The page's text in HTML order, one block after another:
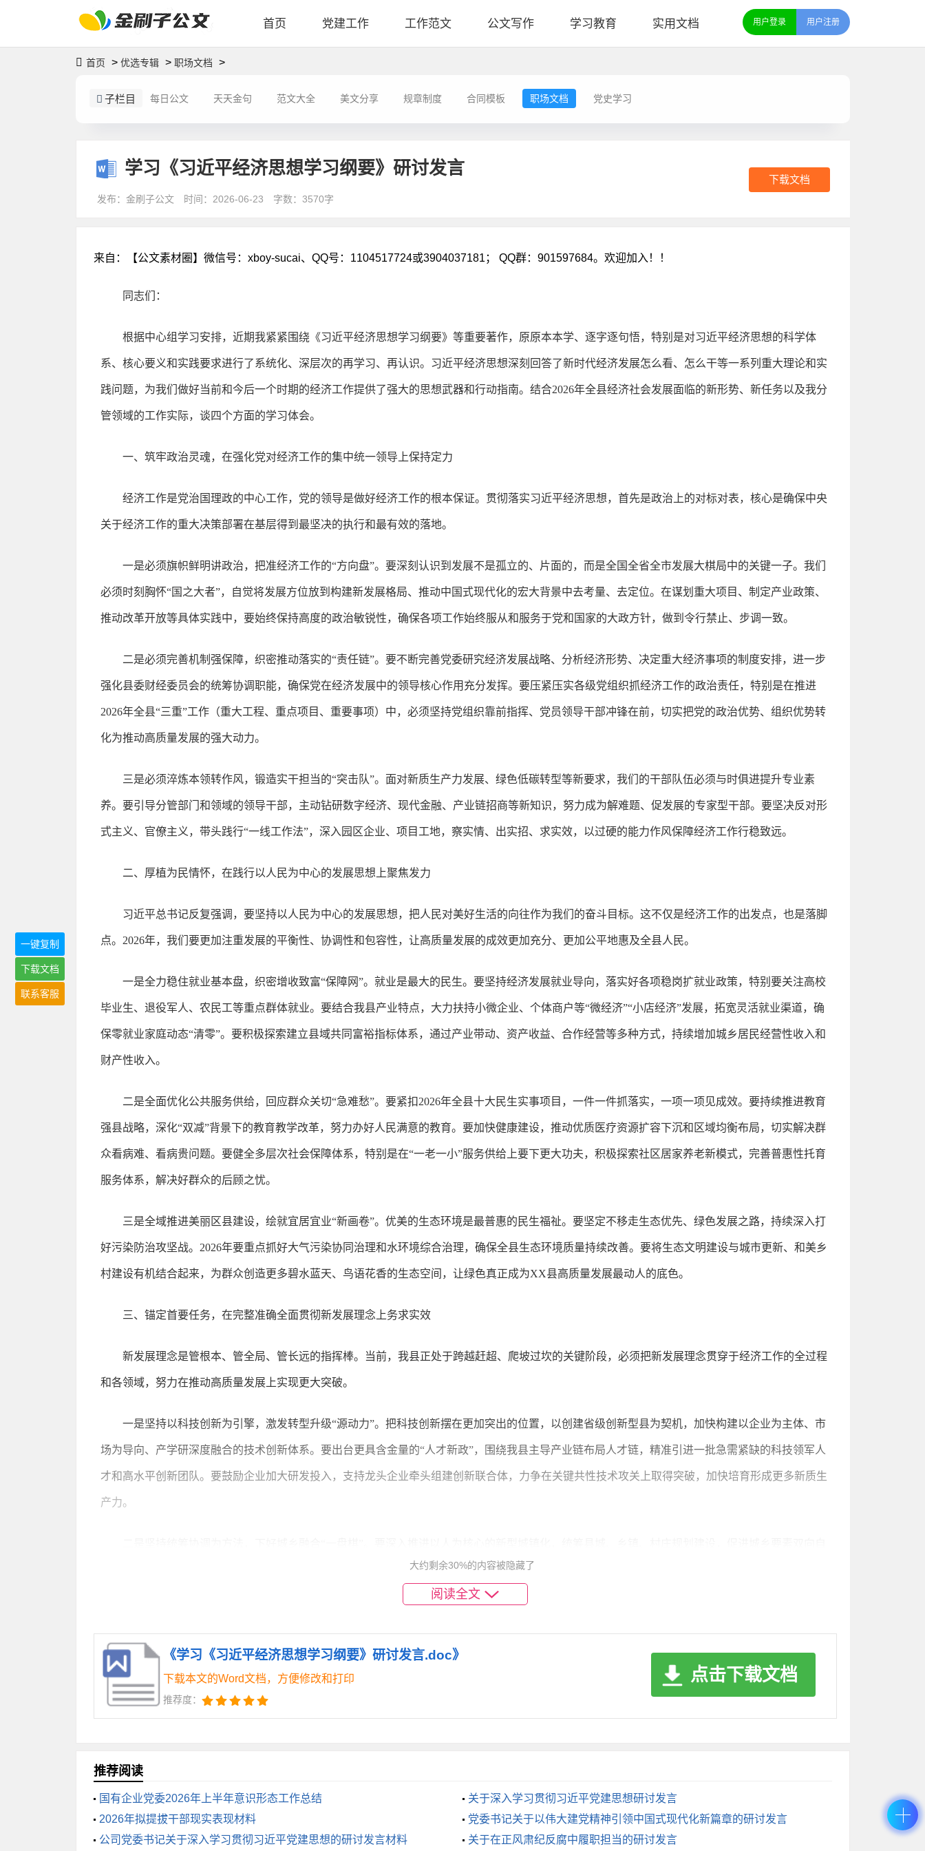
首页 党建工作 工作范文 公文写作 学习教育 实用文档 用户登录 用户注册
首页 > 优选专辑 > 职场文档 >
子栏目 每日公文 天天金句 范文大全 美文分享 规章制度 合同模板 职场文档 党史学习
学习《习近平经济思想学习纲要》研讨发言
发布：金刷子公文 时间：2026-06-23 字数：3570字
下载文档
来自：【公文素材圈】微信号：xboy-sucai、QQ号：1104517724或3904037181； QQ群：901597684。欢迎加入！！
同志们：
根据中心组学习安排，近期我紧紧围绕《习近平经济思想学习纲要》等重要著作，原原本本学、逐字逐句悟，特别是对习近平经济思想的科学体
系、核心要义和实践要求进行了系统化、深层次的再学习、再认识。习近平经济思想深刻回答了新时代经济发展怎么看、怎么干等一系列重大理论和实
践问题，为我们做好当前和今后一个时期的经济工作提供了强大的思想武器和行动指南。结合2026年全县经济社会发展面临的新形势、新任务以及我分
管领域的工作实际，谈四个方面的学习体会。
一、筑牢政治灵魂，在强化党对经济工作的集中统一领导上保持定力
经济工作是党治国理政的中心工作，党的领导是做好经济工作的根本保证。贯彻落实习近平经济思想，首先是政治上的对标对表，核心是确保中央
关于经济工作的重大决策部署在基层得到最坚决的执行和最有效的落地。
一是必须旗帜鲜明讲政治，把准经济工作的“方向盘”。要深刻认识到发展不是孤立的、片面的，而是全国全省全市发展大棋局中的关键一子。我们
必须时刻胸怀“国之大者”，自觉将发展方位放到构建新发展格局、推动中国式现代化的宏大背景中去考量、去定位。在谋划重大项目、制定产业政策、
推动改革开放等具体实践中，要始终保持高度的政治敏锐性，确保各项工作始终服从和服务于党和国家的大政方针，做到令行禁止、步调一致。
二是必须完善机制强保障，织密推动落实的“责任链”。要不断完善党委研究经济发展战略、分析经济形势、决定重大经济事项的制度安排，进一步
强化县委财经委员会的统筹协调职能，确保党在经济发展中的领导核心作用充分发挥。要压紧压实各级党组织抓经济工作的政治责任，特别是在推进
2026年全县“三重”工作（重大工程、重点项目、重要事项）中，必须坚持党组织靠前指挥、党员领导干部冲锋在前，切实把党的政治优势、组织优势转
化为推动高质量发展的强大动力。
三是必须淬炼本领转作风，锻造实干担当的“突击队”。面对新质生产力发展、绿色低碳转型等新要求，我们的干部队伍必须与时俱进提升专业素
养。要引导分管部门和领域的领导干部，主动钻研数字经济、现代金融、产业链招商等新知识，努力成为解难题、促发展的专家型干部。要坚决反对形
式主义、官僚主义，带头践行“一线工作法”，深入园区企业、项目工地，察实情、出实招、求实效，以过硬的能力作风保障经济工作行稳致远。
二、厚植为民情怀，在践行以人民为中心的发展思想上聚焦发力
习近平总书记反复强调，要坚持以人民为中心的发展思想，把人民对美好生活的向往作为我们的奋斗目标。这不仅是经济工作的出发点，也是落脚
点。2026年，我们要更加注重发展的平衡性、协调性和包容性，让高质量发展的成效更加充分、更加公平地惠及全县人民。
一是全力稳住就业基本盘，织密增收致富“保障网”。就业是最大的民生。要坚持经济发展就业导向，落实好各项稳岗扩就业政策，特别要关注高校
毕业生、退役军人、农民工等重点群体就业。要结合我县产业特点，大力扶持小微企业、个体商户等“微经济”“小店经济”发展，拓宽灵活就业渠道，确
保零就业家庭动态“清零”。要积极探索建立县域共同富裕指标体系，通过产业带动、资产收益、合作经营等多种方式，持续增加城乡居民经营性收入和
财产性收入。
二是全面优化公共服务供给，回应群众关切“急难愁”。要紧扣2026年全县十大民生实事项目，一件一件抓落实，一项一项见成效。要持续推进教育
强县战略，深化“双减”背景下的教育教学改革，努力办好人民满意的教育。要加快健康建设，推动优质医疗资源扩容下沉和区域均衡布局，切实解决群
众看病难、看病贵问题。要健全多层次社会保障体系，特别是在“一老一小”服务供给上要下更大功夫，积极探索社区居家养老新模式，完善普惠性托育
服务体系，解决好群众的后顾之忧。
三是全域推进美丽区县建设，绘就宜居宜业“新画卷”。优美的生态环境是最普惠的民生福祉。要坚定不移走生态优先、绿色发展之路，持续深入打
好污染防治攻坚战。2026年要重点抓好大气污染协同治理和水环境综合治理，确保全县生态环境质量持续改善。要将生态文明建设与城市更新、和美乡
村建设有机结合起来，为群众创造更多碧水蓝天、鸟语花香的生态空间，让绿色真正成为XX县高质量发展最动人的底色。
三、锚定首要任务，在完整准确全面贯彻新发展理念上务求实效
新发展理念是管根本、管全局、管长远的指挥棒。当前，我县正处于跨越赶超、爬坡过坎的关键阶段，必须把新发展理念贯穿于经济工作的全过程
和各领域，努力在推动高质量发展上实现更大突破。
一是坚持以科技创新为引擎，激发转型升级“源动力”。把科技创新摆在更加突出的位置，以创建省级创新型县为契机，加快构建以企业为主体、市
场为导向、产学研深度融合的技术创新体系。要出台更具含金量的“人才新政”，围绕我县主导产业链布局人才链，精准引进一批急需紧缺的科技领军人
才和高水平创新团队。要鼓励企业加大研发投入，支持龙头企业牵头组建创新联合体，力争在关键共性技术攻关上取得突破，加快培育形成更多新质生
产力。
由流动。要立足各镇（街道）资源禀赋和产业基础，实行差异化、特色化发展，避免同质化竞争。要加快推进农业转移人口市民化进程，在就业、教
育、医疗、住房等方面提供均等化服务，不断增强县域经济发展的整体性和协调性。
三是坚持绿色低碳为导向，培育未来发展“新动能”。要有序推进碳达峰碳中和，但绝不是搞“运动式”减碳。要结合我县实际，加快传统产业节能降
碳改造，坚决遏制“两高”项目盲目上马。要大力发展新能源、节能环保等绿色产业，积极探索生态产品价值实现机制，努力将我县的生态优势转化为经
济优势、发展优势，实现经济增长与生态保护的良性互动。
作与竞争，在开放中提升能力、拓展空间。
五是坚持人民共享为根本，提升幸福生活“含金量”。要把共同富裕作为发展的根本价值取向，在做大“蛋糕”的同时分好“蛋糕”。要重点关注低收入
大约剩余30%的内容被隐藏了
阅读全文
《学习《习近平经济思想学习纲要》研讨发言.doc》
下载本文的Word文档，方便修改和打印
推荐度：
点击下载文档
推荐阅读
国有企业党委2026年上半年意识形态工作总结
关于深入学习贯彻习近平党建思想研讨发言
2026年拟提拔干部现实表现材料
党委书记关于以伟大建党精神引领中国式现代化新篇章的研讨发言
公司党委书记关于深入学习贯彻习近平党建思想的研讨发言材料
关于在正风肃纪反腐中履职担当的研讨发言
一键复制
下载文档
联系客服